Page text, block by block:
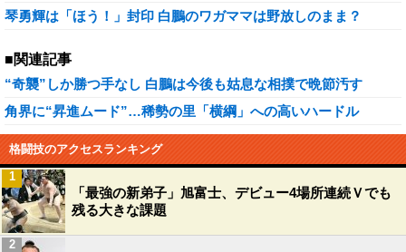
琴勇輝は「ほう！」封印 白鵬のワガママは野放しのまま？
■関連記事
“奇襲”しか勝つ手なし 白鵬は今後も姑息な相撲で晩節汚す
角界に“昇進ムード”…稀勢の里「横綱」への高いハードル
格闘技のアクセスランキング
「最強の新弟子」旭富士、デビュー4場所連続Ｖでも
残る大きな課題
1
2